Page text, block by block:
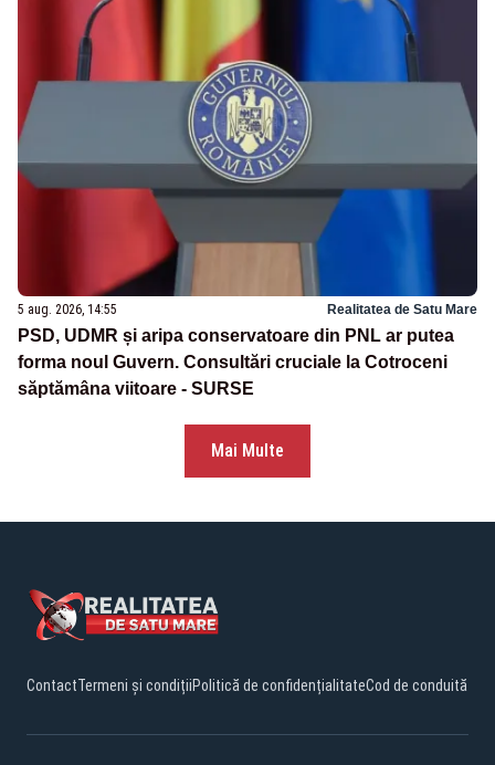
5 aug. 2026, 14:55 Realitatea de Satu Mare
PSD, UDMR și aripa conservatoare din PNL ar putea
forma noul Guvern. Consultări cruciale la Cotroceni
săptămâna viitoare - SURSE
Mai Multe
ContactTermeni și condițiiPolitică de confidențialitateCod de conduită